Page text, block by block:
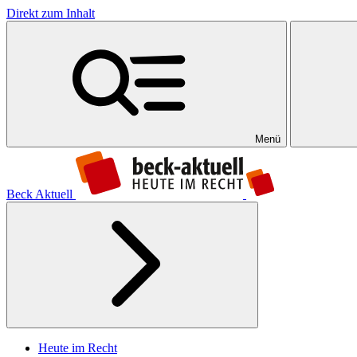
Direkt zum Inhalt
Menü
Beck Aktuell
Heute im Recht